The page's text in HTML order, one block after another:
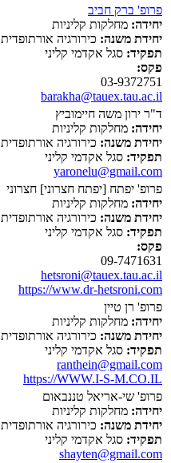
פרופ' ברק חביב
יחידה: מחלקות קליניות
יחידת משנה: כירורגיה אורתופדית
תפקיד: סגל אקדמי קליני
פקס:
03-9372751
barakha@tauex.tau.ac.il
ד"ר ירון משה חיימוביץ
יחידה: מחלקות קליניות
יחידת משנה: כירורגיה אורתופדית
תפקיד: סגל אקדמי קליני
yaronelu@gmail.com
פרופ' יפתח [יפתח חצרוני] חצרוני
יחידה: מחלקות קליניות
יחידת משנה: כירורגיה אורתופדית
תפקיד: סגל אקדמי קליני
פקס:
09-7471631
hetsroni@tauex.tau.ac.il
https://www.dr-hetsroni.com
פרופ' רן טיין
יחידה: מחלקות קליניות
יחידת משנה: כירורגיה אורתופדית
תפקיד: סגל אקדמי קליני
ranthein@gmail.com
https://WWW.I-S-M.CO.IL
פרופ' שי-אריאל טננבאום
יחידה: מחלקות קליניות
יחידת משנה: כירורגיה אורתופדית
תפקיד: סגל אקדמי קליני
shayten@gmail.com